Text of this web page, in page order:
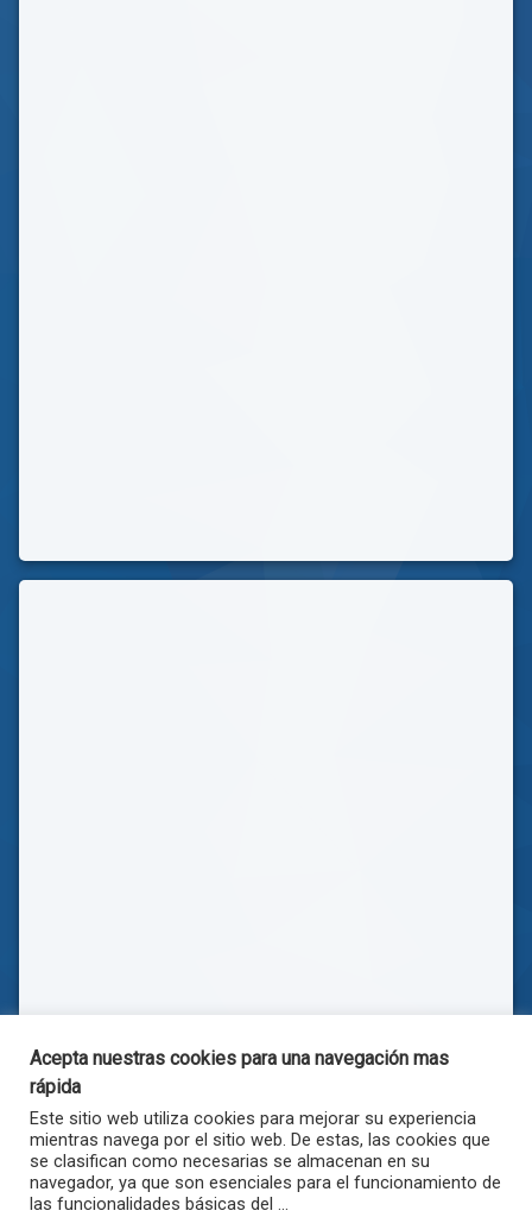
Acepta nuestras cookies para una navegación mas
rápida
Este sitio web utiliza cookies para mejorar su experiencia
mientras navega por el sitio web. De estas, las cookies que
se clasifican como necesarias se almacenan en su
navegador, ya que son esenciales para el funcionamiento de
las funcionalidades básicas del ...